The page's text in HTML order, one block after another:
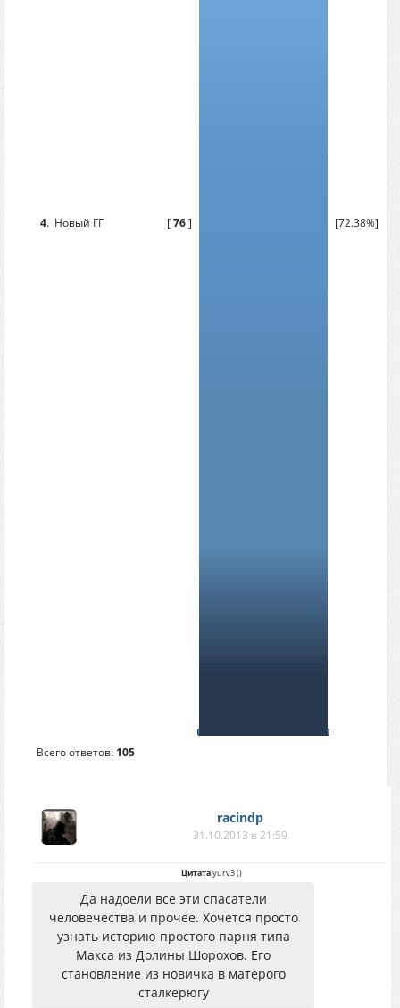
4. Новый ГГ [76] [72.38%]
Всего ответов: 105
racindp
31.10.2013 в 21:59
Цитатаyurv3()
Да надоели все эти спасатели
человечества и прочее. Хочется просто
узнать историю простого парня типа
Макса из Долины Шорохов. Его
становление из новичка в матерого
сталкерюгу